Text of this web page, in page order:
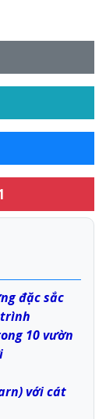
đặc sắc
10 vườn
với cát